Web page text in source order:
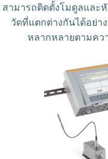
สามารถติดตั้งโมดูลและ
วัดที่แตกต่างกันได้อย่า
หลากหลายตามคว